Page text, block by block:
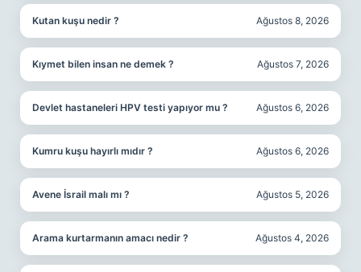
Kutan kuşu nedir ? Ağustos 8, 2026
Kıymet bilen insan ne demek ? Ağustos 7, 2026
Devlet hastaneleri HPV testi yapıyor mu ? Ağustos 6, 2026
Kumru kuşu hayırlı mıdır ? Ağustos 6, 2026
Avene İsrail malı mı ? Ağustos 5, 2026
Arama kurtarmanın amacı nedir ? Ağustos 4, 2026